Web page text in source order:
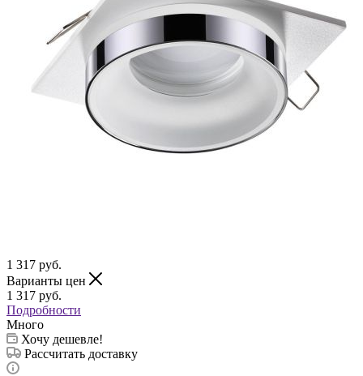
1 317 руб.
Варианты цен
1 317 руб.
Подробности
Много
Хочу дешевле!
Рассчитать доставку